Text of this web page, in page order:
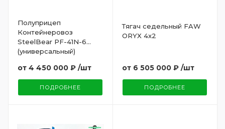
Полуприцеп
Контейнеровоз
SteelBear PF-41N-6
(универсальный)
от 4 450 000 ₽ /шт
ПОДРОБНЕЕ
Тягач седельный FAW
ORYX 4x2
от 6 505 000 ₽ /шт
ПОДРОБНЕЕ